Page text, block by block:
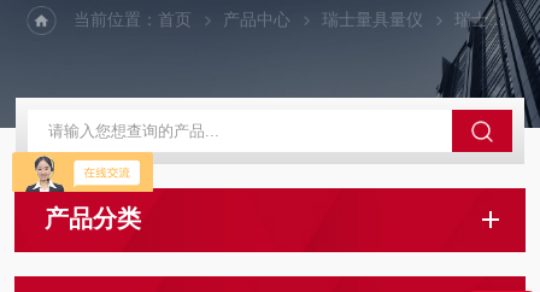
当前位置：首页 产品中心 瑞士量具量仪 瑞士Sylvac测高仪
产品分类